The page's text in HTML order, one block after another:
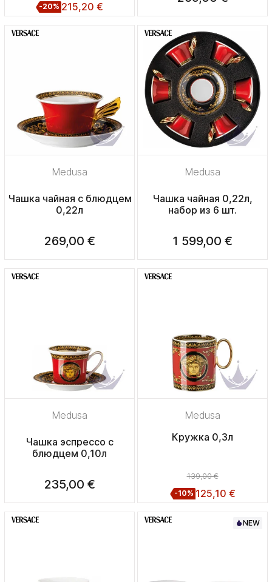
-20% 215,20 €
Medusa
Чашка чайная с блюдцем
0,22л
269,00 €
Medusa
Чашка чайная 0,22л,
набор из 6 шт.
1 599,00 €
Medusa
Чашка эспрессо с
блюдцем 0,10л
235,00 €
Medusa
Кружка 0,3л
139,00 €
-10% 125,10 €
NEW